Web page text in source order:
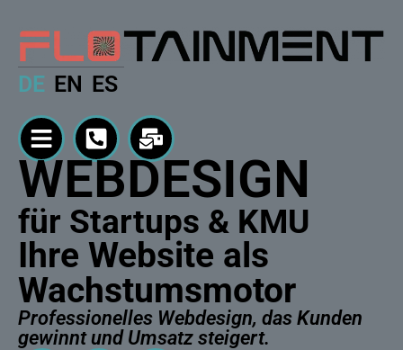
DE EN ES
WEBDESIGN
für Startups & KMU
Ihre Website als
Wachstumsmotor
Professionelles Webdesign, das Kunden
gewinnt und Umsatz steigert.